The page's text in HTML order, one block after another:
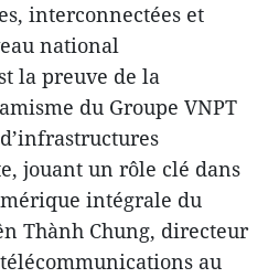
interconnectées et
national
la preuve de la
du Groupe VNPT
jouant un rôle clé dans
intégrale du
Thành Chung, directeur
au